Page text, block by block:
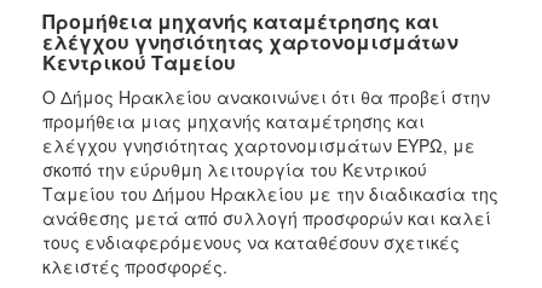
2023
2022
2021
2020
2019
2018
2017
Προμήθεια μηχανής καταμέτρησης και
ελέγχου γνησιότητας χαρτονομισμάτων
Κεντρικού Ταμείου
Ο Δήμος Ηρακλείου ανακοινώνει ότι θα προβεί στην
προμήθεια μιας μηχανής καταμέτρησης και
ελέγχου γνησιότητας χαρτονομισμάτων ΕΥΡΩ, με
σκοπό την εύρυθμη λειτουργία του Κεντρικού
Ταμείου του Δήμου Ηρακλείου με την διαδικασία της
ανάθεσης μετά από συλλογή προσφορών και καλεί
τους ενδιαφερόμενους να καταθέσουν σχετικές
κλειστές προσφορές.